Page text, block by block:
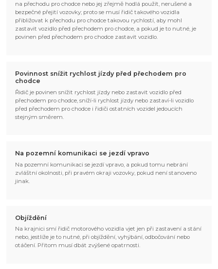
na přechodu pro chodce nebo jej zřejmě hodlá použít, nerušené a
bezpečné přejití vozovky; proto se musí řidič takového vozidla
přibližovat k přechodu pro chodce takovou rychlostí, aby mohl
zastavit vozidlo před přechodem pro chodce, a pokud je to nutné, je
povinen před přechodem pro chodce zastavit vozidlo.
Povinnost snížit rychlost jízdy před přechodem pro
chodce
Řidič je povinen snížit rychlost jízdy nebo zastavit vozidlo před
přechodem pro chodce, sníží-li rychlost jízdy nebo zastaví-li vozidlo
před přechodem pro chodce i řidiči ostatních vozidel jedoucích
stejným směrem.
Na pozemní komunikaci se jezdí vpravo
Na pozemní komunikaci se jezdí vpravo, a pokud tomu nebrání
zvláštní okolnosti, při pravém okraji vozovky, pokud není stanoveno
jinak.
Objíždění
Na krajnici smí řidič motorového vozidla vjet jen při zastavení a stání
nebo, jestliže je to nutné, při objíždění, vyhýbání, odbočování nebo
otáčení. Přitom musí dbát zvýšené opatrnosti.